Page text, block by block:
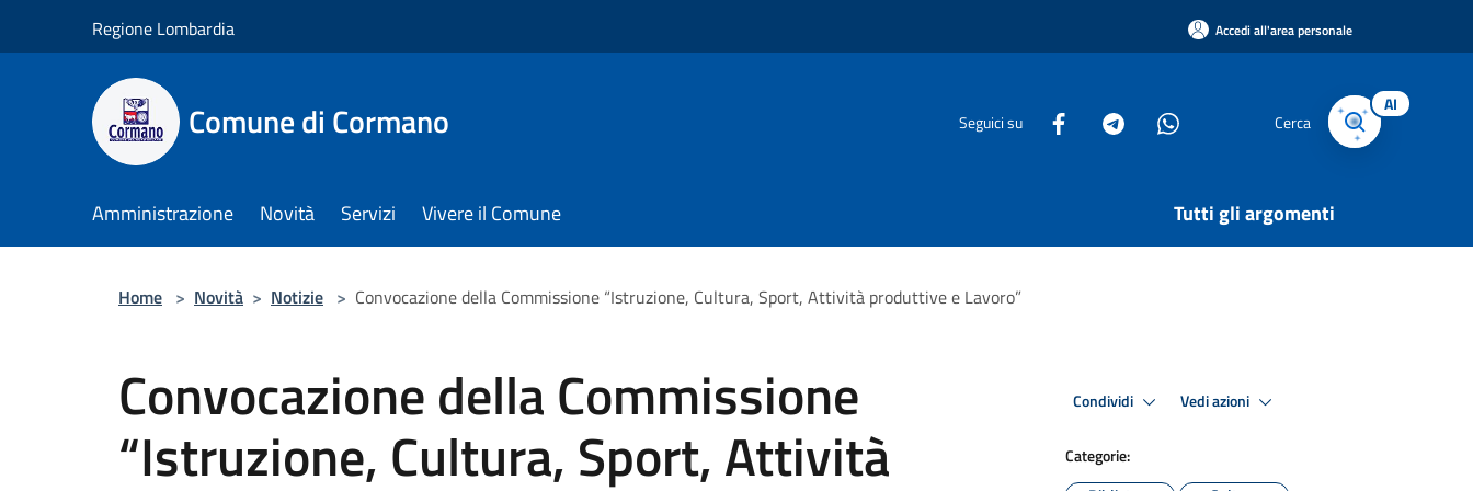
Regione Lombardia Accedi all'area personale
Comune di Cormano Seguici su Cerca
AI
Amministrazione Novità Servizi Vivere il Comune Tutti gli argomenti
Home > Novità > Notizie > Convocazione della Commissione “Istruzione, Cultura, Sport, Attività produttive e Lavoro”
Convocazione della Commissione
“Istruzione, Cultura, Sport, Attività
Condividi Vedi azioni
Categorie: